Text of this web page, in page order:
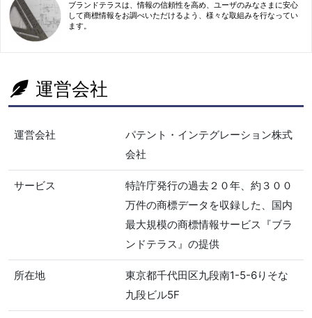
ブランドテラスは、情報の信頼性を高め、ユーザのみなさまに安心
して商標情報をお調べいただけるよう、様々な取組みを行なってい
ます。
運営会社
運営会社
パテント・インテグレーション株式
会社
サービス
特許庁発行の過去２０年、約３００
万件の商標データを収録した、国内
最大規模の商標情報サービス『ブラ
ンドテラス』の提供
所在地
東京都千代田区九段南1-5-6りそな
九段ビル5F